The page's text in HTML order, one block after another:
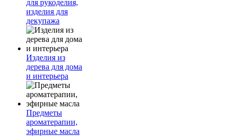
для рукоделия,
изделия для
декупажа
Изделия из
дерева для дома
и интерьера
Предметы
ароматерапии,
эфирные масла